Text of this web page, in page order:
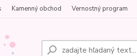
Kamenný obchod Vernostný program